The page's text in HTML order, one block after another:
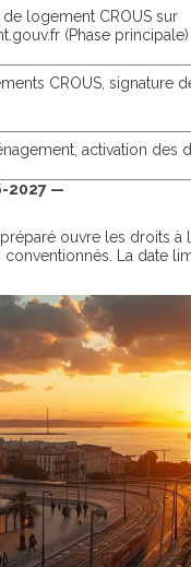
logement CROUS sur
(Phase principale)
CROUS, signature
activation des
2027 —
ouvre les droits à
conventionnés. La date